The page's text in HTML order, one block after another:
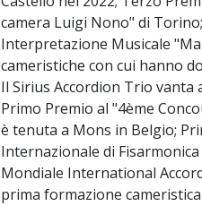
camera Luigi Nono" di
Interpretazione Musicale
cameristiche con cui hanno
Il Sirius Accordion Trio vanta
Primo Premio al "4ème
è tenuta a Mons in Belgio;
Internazionale di
Mondiale International
prima formazione